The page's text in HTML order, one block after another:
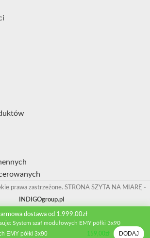
prawa zastrzeżone. STRONA SZYTA NA MIARĘ -
INDIGOgroup.pl
dostawa od 1.999,00zł
System szaf modułowych EMY półki 3x90
EMY półki 3x90 159,00zł DODAJ